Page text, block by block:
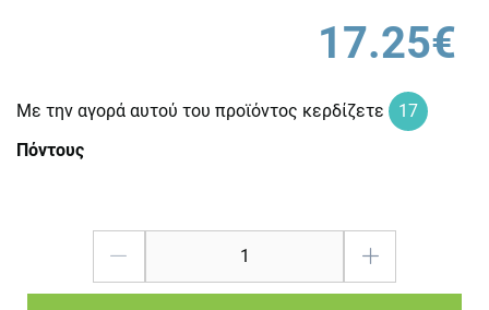
17.25€
Με την αγορά αυτού του προϊόντος κερδίζετε
17
Πόντους